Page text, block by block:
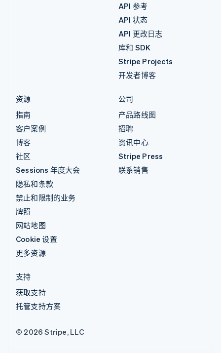
API 参考
API 状态
API 更改日志
库和 SDK
Stripe Projects
开发者博客
资源
指南
客户案例
博客
社区
Sessions 年度大会
隐私和条款
禁止和限制的业务
牌照
网站地图
Cookie 设置
更多资源
公司
产品路线图
招聘
资讯中心
Stripe Press
联系销售
支持
获取支持
托管支持方案
© 2026 Stripe, LLC